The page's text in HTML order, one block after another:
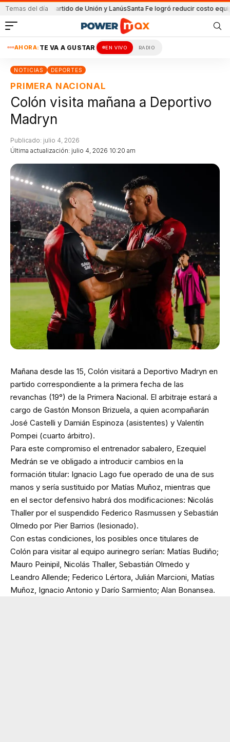
Temas del día
en el partido de Unión y LanúsSanta Fe logró reducir costo
AHORA: TE VA A GUSTAR EN VIVO RADIO
NOTICIAS DEPORTES
PRIMERA NACIONAL
Colón visita mañana a Deportivo
Madryn
Última actualización: julio 4, 2026 10:20 am
Publicado: julio 4, 2026
Mañana desde las 15, Colón visitará a Deportivo Madryn en
partido correspondiente a la primera fecha de las
revanchas (19°) de la Primera Nacional. El arbitraje estará a
cargo de Gastón Monson Brizuela, a quien acompañarán
José Castelli y Damián Espinoza (asistentes) y Valentín
Pompei (cuarto árbitro).
Para este compromiso el entrenador sabalero, Ezequiel
Medrán se ve obligado a introducir cambios en la
formación titular: Ignacio Lago fue operado de una de sus
manos y sería sustituido por Matías Muñoz, mientras que
en el sector defensivo habrá dos modificaciones: Nicolás
Thaller por el suspendido Federico Rasmussen y Sebastián
Olmedo por Pier Barrios (lesionado).
Con estas condiciones, los posibles once titulares de
Colón para visitar al equipo aurinegro serían: Matías Budiño;
Mauro Peinipil, Nicolás Thaller, Sebastián Olmedo y
Leandro Allende; Federico Lértora, Julián Marcioni, Matías
Muñoz, Ignacio Antonio y Darío Sarmiento; Alan Bonansea.